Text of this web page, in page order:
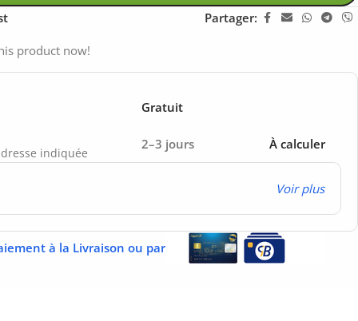
Partager:
product now!
Gratuit
indiquée
2–3 jours À calculer
Voir plus
à la Livraison ou par